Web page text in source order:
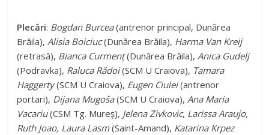
V
i
d
Plecări: Bogdan Burcea(antrenor principal, Dunărea
Brăila),Alisia Boiciuc(Dunărea Brăila), Harma Van Kreij
(retrasă), Bianca Curmenț(Dunărea Brăila),Anica Gudelj
(Podravka), Raluca Rădoi(SCM U Craiova), Tamara
Haggerty(SCM U Craiova), Eugen Ciulei(antrenor
portari), Dijana Mugoša(SCM U Craiova),Ana Maria
Vacariu(CSM Tg. Mureș), Jelena Zivkovic, Larissa Araujo,
Ruth Joao, Laura Lasm(Saint-Amand), Katarina Krpez